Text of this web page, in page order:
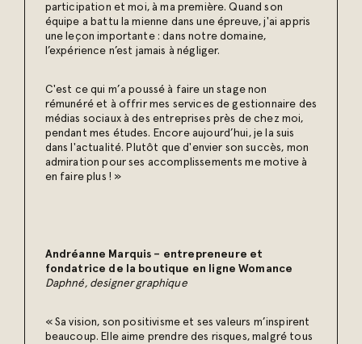
participation et moi, à ma première. Quand son
équipe a battu la mienne dans une épreuve, j'ai appris
une leçon importante : dans notre domaine,
l’expérience n’est jamais à négliger.
C'est ce qui m’a poussé à faire un stage non
rémunéré et à offrir mes services de gestionnaire des
médias sociaux à des entreprises près de chez moi,
pendant mes études. Encore aujourd’hui, je la suis
dans l'actualité. Plutôt que d'envier son succès, mon
admiration pour ses accomplissements me motive à
en faire plus ! »
Andréanne Marquis – entrepreneure et
fondatrice de la boutique en ligne Womance
Daphné, designer graphique
« Sa vision, son positivisme et ses valeurs m’inspirent
beaucoup. Elle aime prendre des risques, malgré tous